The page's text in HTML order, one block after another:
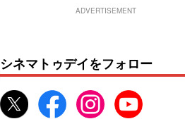
ドクター・ドリトル
ADVERTISEMENT
シネマトゥデイをフォロー